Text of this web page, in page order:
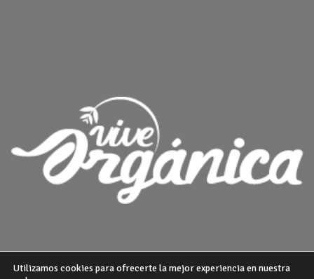
Utilizamos cookies para ofrecerte la mejor experiencia en nuestra